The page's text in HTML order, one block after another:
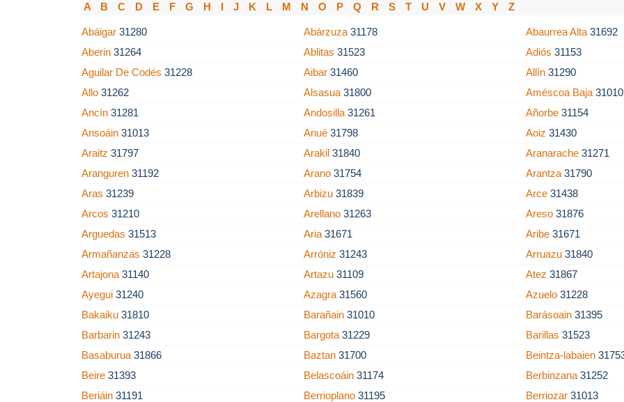
A B C D E F G H I J K L M N O P Q R S T U V W X Y Z
Abáigar 31280 Abárzuza31178 Abaurrea Alta31692
Aberin 31264 Ablitas31523 Adiós31153
Aguilar De Codés 31228 Aibar31460 Allín31290
Allo 31262 Alsasua31800 Améscoa Baja31010
Ancín 31281 Andosilla31261 Añorbe31154
Ansoáin 31013 Anué31798 Aoiz31430
Araitz 31797 Arakil31840 Aranarache31271
Aranguren 31192 Arano31754 Arantza31790
Aras 31239 Arbizu31839 Arce31438
Arcos 31210 Arellano31263 Areso31876
Arguedas 31513 Aria31671 Aribe31671
Armañanzas 31228 Arróniz31243 Arruazu31840
Artajona 31140 Artazu31109 Atez31867
Ayegui 31240 Azagra31560 Azuelo31228
Bakaiku 31810 Barañain31010 Barásoain31395
Barbarin 31243 Bargota31229 Barillas31523
Basaburua 31866 Baztan31700 Beintza-labaien
Beire 31393 Belascoáin31174 Berbinzana31252
Beriáin 31191 Berrioplano31195 Berriozar31013